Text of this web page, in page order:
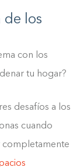
de los
con los
tu hogar?
desafíos a los
cuando
completamente